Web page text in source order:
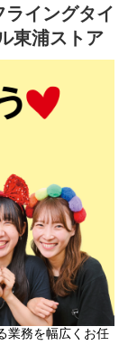
カテゴリー別にい
ばれる社員で
16）
イングタイ
東浦ストア
業務を幅広くお任